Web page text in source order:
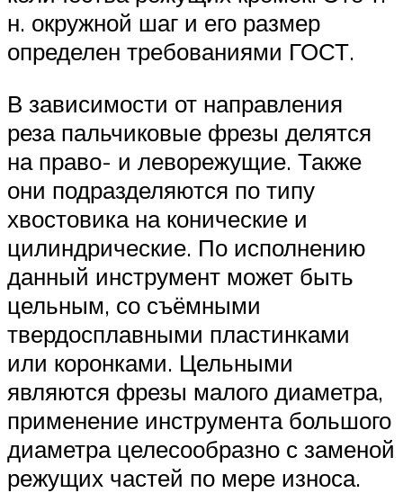
н. окружной шаг и его размер
определен требованиями ГОСТ.
В зависимости от направления
реза пальчиковые фрезы делятся
на право- и леворежущие. Также
они подразделяются по типу
хвостовика на конические и
цилиндрические. По исполнению
данный инструмент может быть
цельным, со съёмными
твердосплавными пластинками
или коронками. Цельными
являются фрезы малого диаметра,
применение инструмента большого
диаметра целесообразно с заменой
режущих частей по мере износа.